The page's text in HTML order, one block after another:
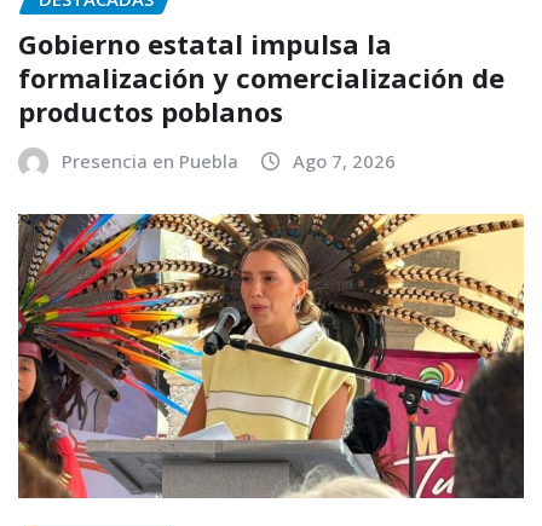
Gobierno estatal impulsa la
formalización y comercialización de
productos poblanos
Presencia en Puebla Ago 7, 2026